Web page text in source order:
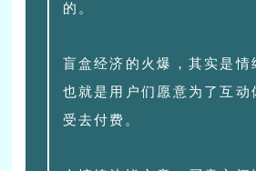
的。
盲盒经济的火爆，其实是情
也就是用户们愿意为了互动
受去付费。